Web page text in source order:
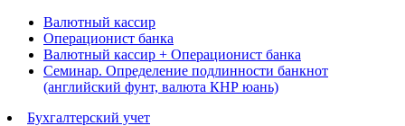
Валютный кассир
Операционист банка
Валютный кассир + Операционист банка
Семинар. Определение подлинности банкнот
(английский фунт, валюта КНР юань)
Бухгалтерский учет